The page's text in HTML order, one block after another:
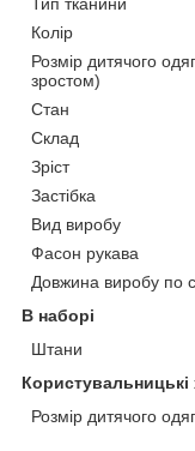
Колір
Розмір дитячого
зростом)
Стан
Склад
Зріст
Застібка
Вид виробу
Фасон рукава
Довжина виробу по
В наборі
Штани
Користувальницькі
Розмір дитячого